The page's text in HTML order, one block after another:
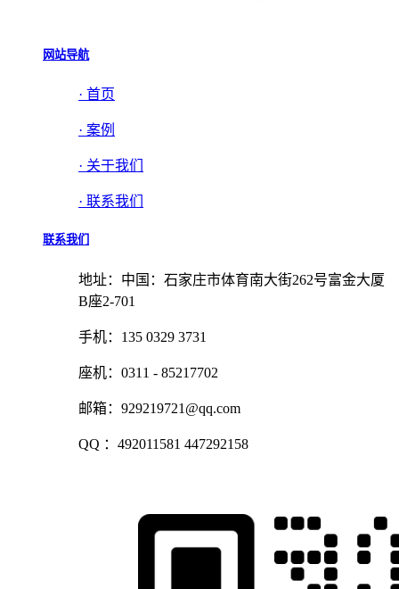
网站导航
· 首页
· 案例
· 关于我们
· 联系我们
联系我们
地址：中国：石家庄市体育南大街262号富金大厦
B座2-701
手机：135 0329 3731
座机：0311 - 85217702
邮箱：929219721@qq.com
QQ ：492011581 447292158